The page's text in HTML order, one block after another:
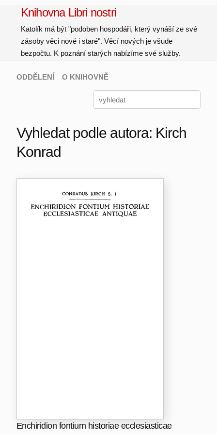
Knihovna Libri nostri
Katolík má být "podoben hospodáři, který vynáší ze své
zásoby věci nové i staré". Věcí nových je všude
bezpočtu. K poznání starých nabízíme své služby.
ODDĚLENÍ O KNIHOVNĚ
Vyhledat podle autora: Kirch
Konrad
Enchiridion fontium historiae ecclesiasticae